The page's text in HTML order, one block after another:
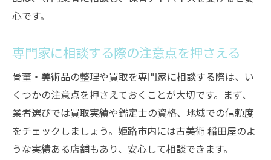
心です。
専門家に相談する際の注意点を押さえる
骨董・美術品の整理や買取を専門家に相談する際は、い
くつかの注意点を押さえておくことが大切です。まず、
業者選びでは買取実績や鑑定士の資格、地域での信頼度
をチェックしましょう。姫路市内には古美術 稲田屋のよ
うな実績ある店舗もあり、安心して相談できます。